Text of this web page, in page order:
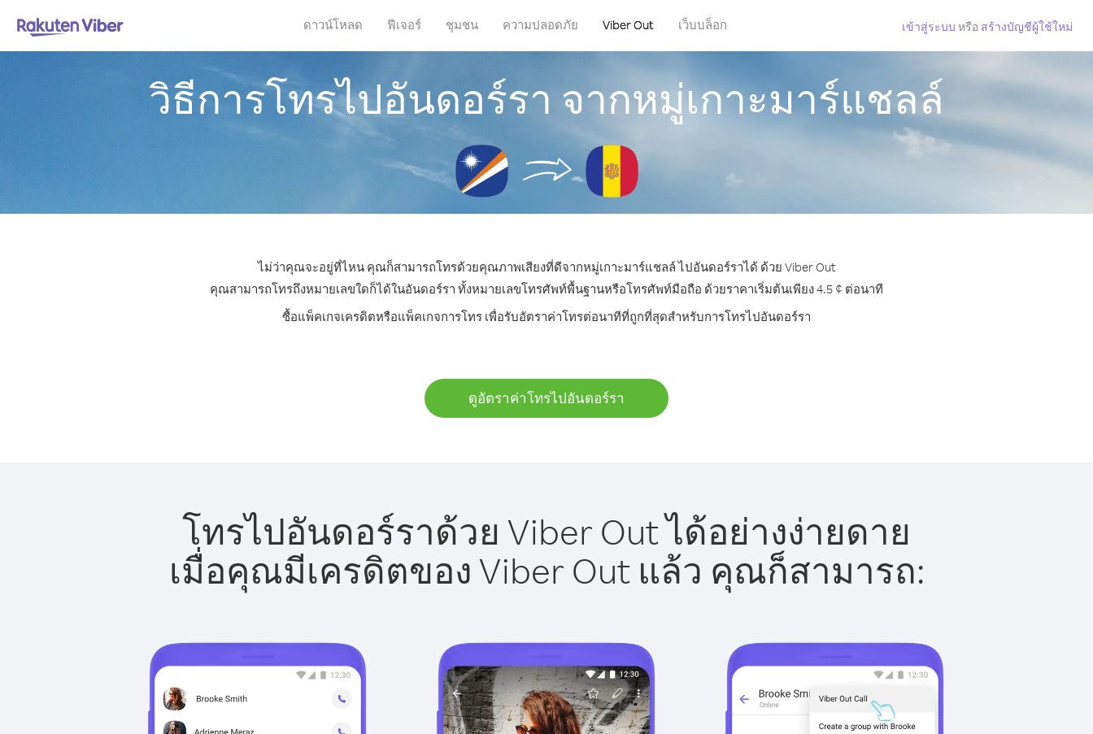
ดาวน์โหลด ฟีเจอร์ ชุมชน ความปลอดภัย Viber Out เว็บบล็อก เข้าสู่ระบบ หรือ สร้างบัญชีผู้ใช้ใหม่
วิธีการโทรไปอันดอร์รา จากหมู่เกาะมาร์แชลล์
ไม่ว่าคุณจะอยู่ที่ไหน คุณก็สามารถโทรด้วยคุณภาพเสียงที่ดีจากหมู่เกาะมาร์แชลล์ ไปอันดอร์ราได้ ด้วย Viber Out
คุณสามารถโทรถึงหมายเลขใดก็ได้ในอันดอร์รา ทั้งหมายเลขโทรศัพท์พื้นฐานหรือโทรศัพท์มือถือ ด้วยราคาเริ่มต้นเพียง 4.5 ¢ ต่อนาที
ซื้อแพ็คเกจเครดิตหรือแพ็คเกจการโทร เพื่อรับอัตราค่าโทรต่อนาทีที่ถูกที่สุดสำหรับการโทรไปอันดอร์รา
ดูอัตราค่าโทรไปอันดอร์รา
โทรไปอันดอร์ราด้วย Viber Out ได้อย่างง่ายดาย
เมื่อคุณมีเครดิตของ Viber Out แล้ว คุณก็สามารถ: